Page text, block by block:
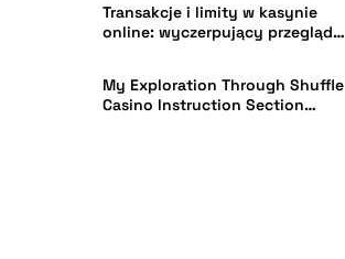
Transakcje i limity w kasynie
online: wyczerpujący przegląd
My Exploration Through Shuffle
Casino Instruction Section